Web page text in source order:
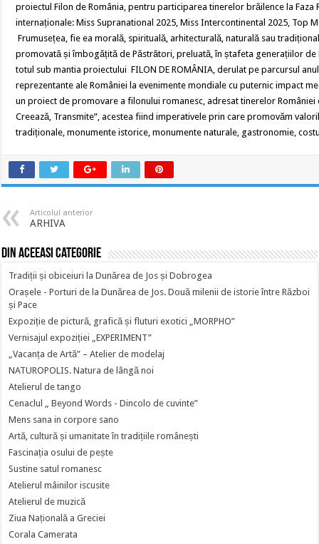
proiectul Filon de România, pentru participarea tinerelor brăilence la
internaționale: Miss Supranational 2025, Miss Intercontinental 2025,
Frumusețea, fie ea morală, spirituală, arhitecturală, naturală sau
promovată și îmbogățită de Păstrători, preluată, în ștafeta generațiilor
totul sub mantia proiectului FILON DE ROMÂNIA, derulat pe parcursul
reprezentante ale României la evenimente mondiale cu puternic impact
un proiect de promovare a filonului romanesc, adresat tinerelor
Creează, Transmite”, acestea fiind imperativele prin care promovăm
tradiționale, monumente istorice, monumente naturale, gastronomie,
Articolul anterior
ARHIVA
Din aceeasi categorie
Tradiții și obiceiuri la Dunărea de Jos și Dobrogea
Orașele - Porturi de la Dunărea de Jos. Două milenii de istorie între Război
și Pace
Expoziție de pictură, grafică și fluturi exotici „MORPHO”
Vernisajul expoziției „EXPERIMENT”
„Vacanța de Artă” – Atelier de modelaj
NATUROPOLIS. Natura de lângă noi
Atelierul de tango
Cenaclul „ Beyond Words - Dincolo de cuvinte”
Mens sana in corpore sano
Artă, cultură și umanitate în tradițiile românești
Fascinația osului de pește
Sustine satul romanesc
Atelierul mâinilor iscusite
Atelierul de muzică
Ziua Națională a Greciei
Corala Camerata